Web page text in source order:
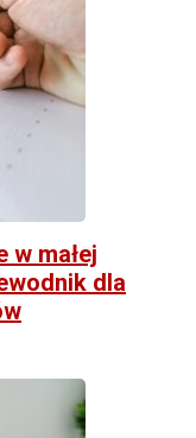
w małej
dla